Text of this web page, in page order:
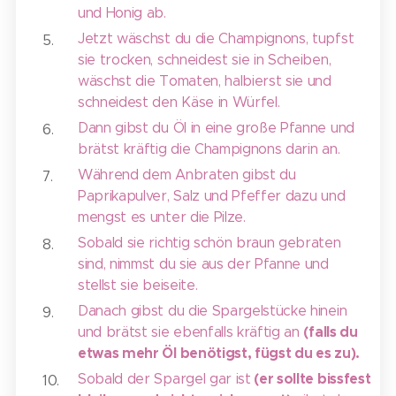
und Honig ab.
Jetzt wäschst du die Champignons, tupfst
sie trocken, schneidest sie in Scheiben,
wäschst die Tomaten, halbierst sie und
schneidest den Käse in Würfel.
Dann gibst du Öl in eine große Pfanne und
brätst kräftig die Champignons darin an.
Während dem Anbraten gibst du
Paprikapulver, Salz und Pfeffer dazu und
mengst es unter die Pilze.
Sobald sie richtig schön braun gebraten
sind, nimmst du sie aus der Pfanne und
stellst sie beiseite.
Danach gibst du die Spargelstücke hinein
und brätst sie ebenfalls kräftig an (falls du
etwas mehr Öl benötigst, fügst du es zu).
Sobald der Spargel gar ist (er sollte bissfest